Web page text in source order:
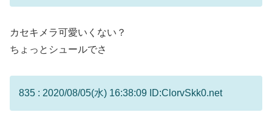
カセキメラ可愛いくない？
ちょっとシュールでさ
835 : 2020/08/05(水) 16:38:09 ID:ClorvSkk0.net